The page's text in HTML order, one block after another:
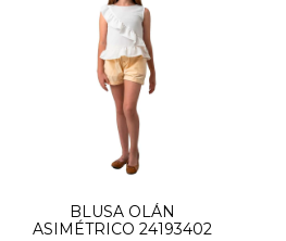
BLUSA OLÁN
ASIMÉTRICO 24193402